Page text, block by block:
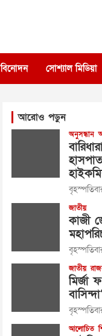
বিনোদন সোশ্যাল মিডিয়া
আরোও পড়ুন
অনুসন্ধান
জাতীয়
কাজী
জাতীয়
মির্জা
আলোচিত